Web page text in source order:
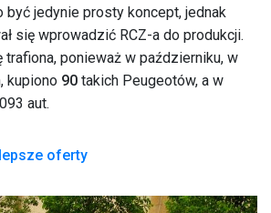
być jedynie prosty koncept, jednak
się wprowadzić RCZ-a do produkcji.
trafiona, ponieważ w październiku, w
kupiono 90 takich Peugeotów, a w
aut.
oferty